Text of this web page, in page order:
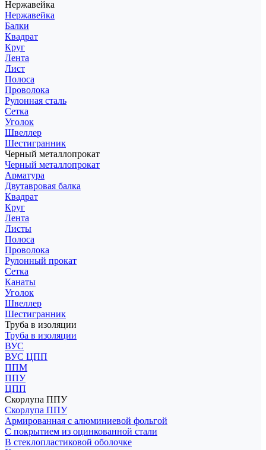
Нержавейка
Нержавейка
Балки
Квадрат
Круг
Лента
Лист
Полоса
Проволока
Рулонная сталь
Сетка
Уголок
Швеллер
Шестигранник
Черный металлопрокат
Черный металлопрокат
Арматура
Двутавровая балка
Квадрат
Круг
Лента
Листы
Полоса
Проволока
Рулонный прокат
Сетка
Канаты
Уголок
Швеллер
Шестигранник
Труба в изоляции
Труба в изоляции
ВУС
ВУС ЦПП
ППМ
ППУ
ЦПП
Скорлупа ППУ
Скорлупа ППУ
Армированная с алюминиевой фольгой
С покрытием из оцинкованной стали
В стеклопластиковой оболочке